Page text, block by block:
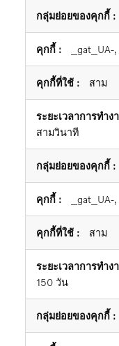
สาม
สามวินาที
สาม
150 วัน